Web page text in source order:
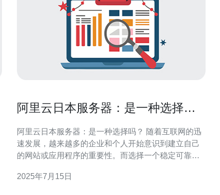
阿里云日本服务器：是一种选择
阿里云日本服务器：是一种选择吗？ 随着互联网的迅
速发展，越来越多的企业和个人开始意识到建立自己
的网站或应用程序的重要性。而选择一个稳定可靠的
关重要。阿里云作为国内领先的云计算服务提供商，
2025年7月15日